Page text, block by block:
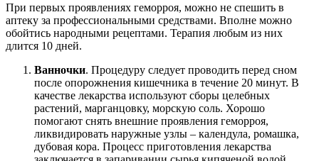
При первых проявлениях геморроя, можно не спешить в
аптеку за профессиональными средствами. Вполне можно
обойтись народными рецептами. Терапия любым из них
длится 10 дней.
Ванночки. Процедуру следует проводить перед сном
после опорожнения кишечника в течение 20 минут. В
качестве лекарства используют сборы целебных
растений, марганцовку, морскую соль. Хорошо
помогают снять внешние проявления геморроя,
ликвидировать наружные узлы – календула, ромашка,
дубовая кора. Процесс приготовления лекарства